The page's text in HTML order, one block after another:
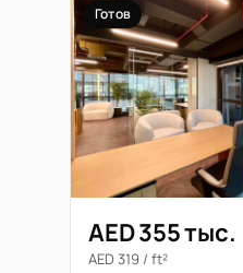
Готов
AED 355 тыс.
AED 319 / ft²